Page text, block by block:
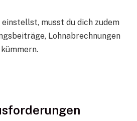
musst du dich zudem
Lohnabrechnungen